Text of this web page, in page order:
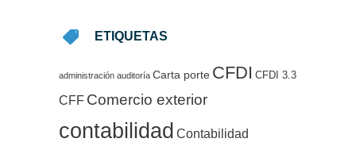
ETIQUETAS
administración auditoría Carta porte CFDI CFDI 3.3
CFF Comercio exterior
contabilidad Contabilidad